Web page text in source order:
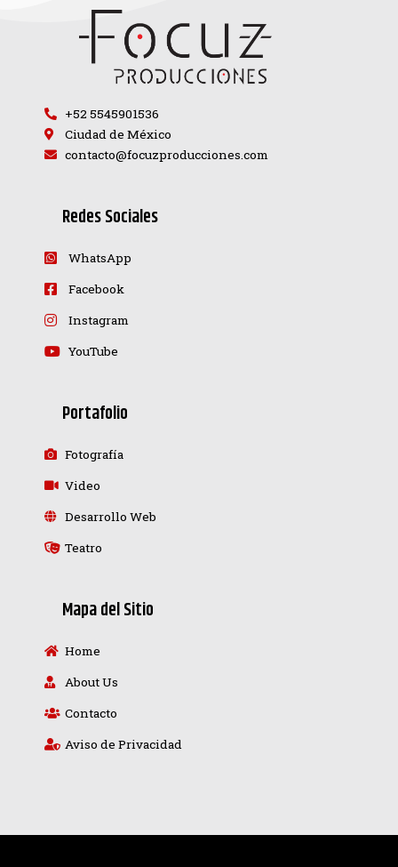
+52 5545901536
Ciudad de México
contacto@focuzproducciones.com
Redes Sociales
WhatsApp
Facebook
Instagram
YouTube
Portafolio
Fotografía
Video
Desarrollo Web
Teatro
Mapa del Sitio
Home
About Us
Contacto
Aviso de Privacidad